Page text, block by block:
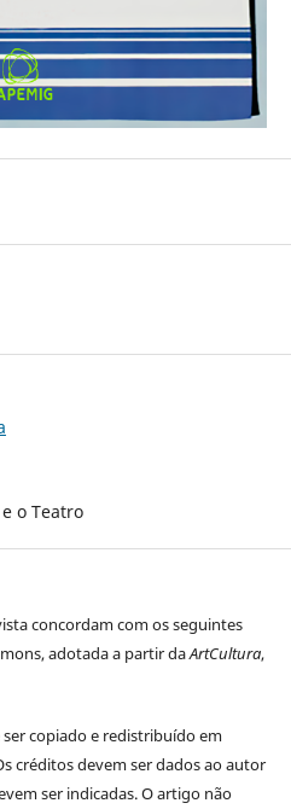
o Teatro
concordam com os seguintes
adotada a partir daArtCultura,
copiado e redistribuído em
créditos devem ser dados ao autor
ser indicadas. O artigo não